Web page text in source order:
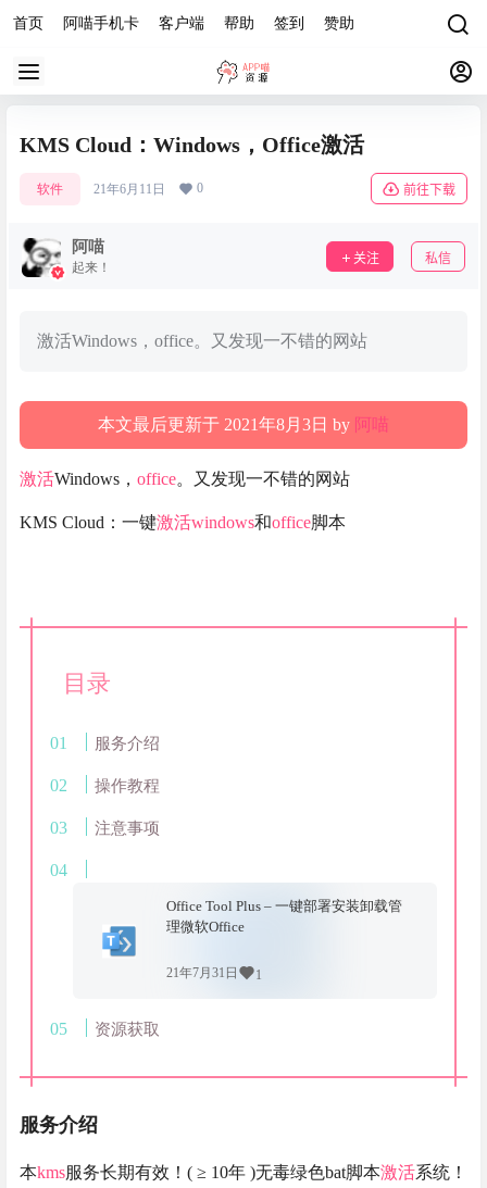
首页 阿喵手机卡 客户端 帮助 签到 赞助
KMS Cloud：Windows，Office激活
软件 21年6月11日 0 前往下载
阿喵
起来！
关注 私信
激活Windows，office。又发现一不错的网站
本文最后更新于 2021年8月3日 by 阿喵
激活Windows， office。又发现一不错的网站
KMS Cloud：一键激活windows和office脚本
目录
服务介绍
操作教程
注意事项
Office Tool Plus – 一键部署安装卸载管
理微软Office
21年7月31日 1
资源获取
服务介绍
本kms服务长期有效！( ≥ 10年 )无毒绿色bat脚本激活系统！